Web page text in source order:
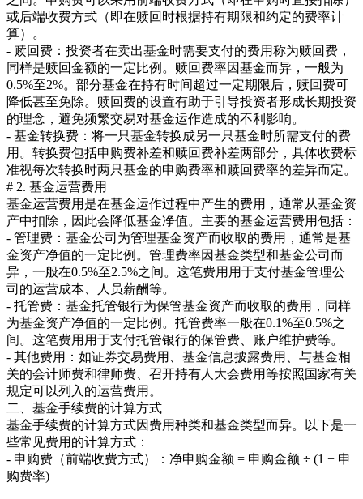
或后端收费方式（即在赎回时根据持有期限和约定的费率计
算）。
- 赎回费：投资者在卖出基金时需要支付的费用称为赎回费，
同样是赎回金额的一定比例。赎回费率因基金而异，一般为
0.5%至2%。部分基金在持有时间超过一定期限后，赎回费可
降低甚至免除。赎回费的设置有助于引导投资者形成长期投资
的理念，避免频繁交易对基金运作造成的不利影响。
- 基金转换费：将一只基金转换成另一只基金时所需支付的费
用。转换费包括申购费补差和赎回费补差两部分，具体收费标
准视每次转换时两只基金的申购费率和赎回费率的差异而定。
# 2. 基金运营费用
基金运营费用是在基金运作过程中产生的费用，通常从基金资
产中扣除，因此会降低基金净值。主要的基金运营费用包括：
- 管理费：基金公司为管理基金资产而收取的费用，通常是基
金资产净值的一定比例。管理费率因基金类型和基金公司而
异，一般在0.5%至2.5%之间。这笔费用用于支付基金管理公
司的运营成本、人员薪酬等。
- 托管费：基金托管银行为保管基金资产而收取的费用，同样
为基金资产净值的一定比例。托管费率一般在0.1%至0.5%之
间。这笔费用用于支付托管银行的保管费、账户维护费等。
- 其他费用：如证券交易费用、基金信息披露费用、与基金相
关的会计师费和律师费、召开持有人大会费用等按照国家有关
规定可以列入的运营费用。
二、基金手续费的计算方式
基金手续费的计算方式因费用种类和基金类型而异。以下是一
些常见费用的计算方式：
- 申购费（前端收费方式）：净申购金额 = 申购金额 ÷ (1 + 申
购费率)